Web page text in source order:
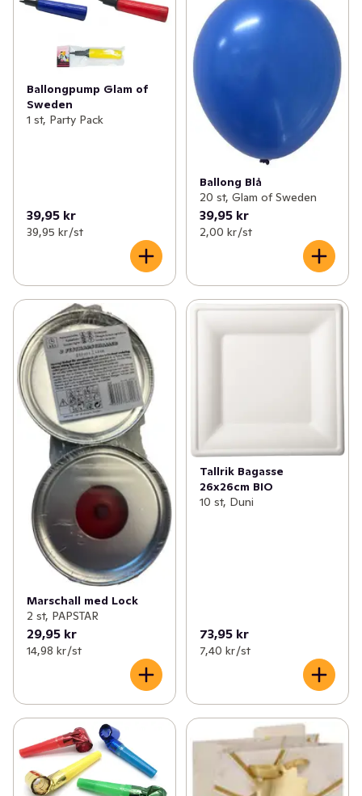
Ballongpump Glam of
Sweden
1 st, Party Pack
39,95 kr
39,95 kr /st
Ballong Blå
20 st, Glam of Sweden
39,95 kr
2,00 kr /st
Marschall med Lock
2 st, PAPSTAR
29,95 kr
14,98 kr /st
Tallrik Bagasse
26x26cm BIO
10 st, Duni
73,95 kr
7,40 kr /st